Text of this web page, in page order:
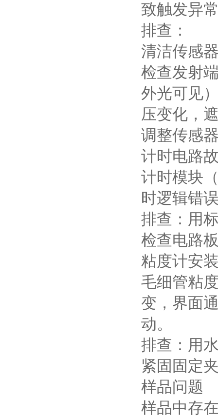
致触发异
排查：
清洁传感
检查发射
外光可见
压变化，
调整传感
计时电路
计时模块
时逻辑错
排查：用
检查电路
粘度计安
毛细管粘
变，界面
动。
排查：用
紧固固定
样品问题
样品中存